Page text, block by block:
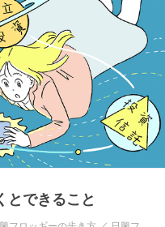
とできること